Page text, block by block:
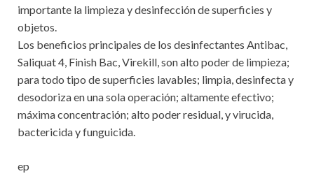
importante la limpieza y desinfección de superficies y
objetos.
Los beneficios principales de los desinfectantes Antibac,
Saliquat 4, Finish Bac, Virekill, son alto poder de limpieza;
para todo tipo de superficies lavables; limpia, desinfecta y
desodoriza en una sola operación; altamente efectivo;
máxima concentración; alto poder residual, y virucida,
bactericida y funguicida.
ep